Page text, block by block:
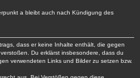
a bleibt auch nach Kündigung des
dass er keine Inhalte enthält, die gegen
Du erklärst insbesondere, dass du
verwendeten Links und Bilder zu setzen bzw.